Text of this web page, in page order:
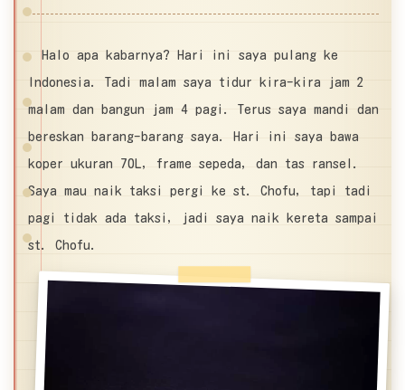
Halo apa kabarnya? Hari ini saya pulang ke
Indonesia. Tadi malam saya tidur kira-kira jam 2
malam dan bangun jam 4 pagi. Terus saya mandi dan
bereskan barang-barang saya. Hari ini saya bawa
koper ukuran 70L, frame sepeda, dan tas ransel.
Saya mau naik taksi pergi ke st. Chofu, tapi tadi
pagi tidak ada taksi, jadi saya naik kereta sampai
st. Chofu.